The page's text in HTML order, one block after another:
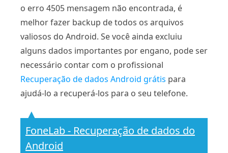
o erro 4505 mensagem não encontrada, é
melhor fazer backup de todos os arquivos
valiosos do Android. Se você ainda excluiu
alguns dados importantes por engano, pode ser
necessário contar com o profissional
Recuperação de dados Android grátis para
ajudá-lo a recuperá-los para o seu telefone.
FoneLab - Recuperação de dados do
Android